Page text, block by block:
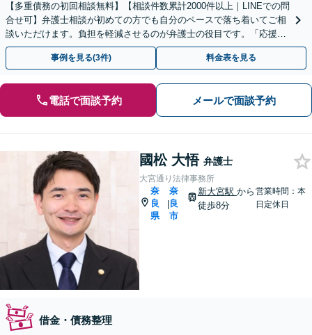
【多重債務の初回相談無料】【相談件数累計2000件以上｜LINEでの問
合せ可】弁護士相談が初めての方でも自分のペースで落ち着いてご相
談いただけます。負担を軽減させるのが弁護士の役目です。「応援」
する姿勢で金銭問題を解決へ【近鉄奈良駅５分】
事例を見る(3件) 料金表を見る
電話で面談予約 メールで面談予約
國松 大悟 弁護士
大宮通り法律事務所
奈
良
県
|
奈
良
市
新大宮駅 から
徒歩8分
営業時間：本
日定休日
借金・債務整理